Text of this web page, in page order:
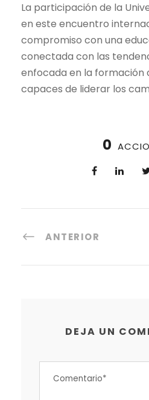
La participación de la
en este encuentro
compromiso con una
conectada con las
enfocada en la formación
capaces de liderar los
0
ANTERIOR
DEJA UN